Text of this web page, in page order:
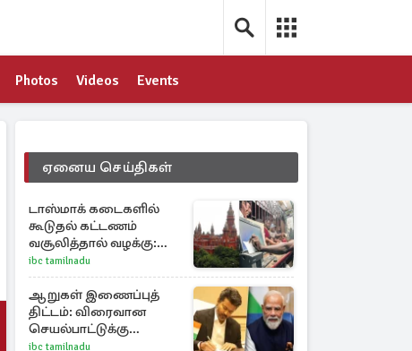
Photos Videos Events
ஏனைய செய்திகள்
டாஸ்மாக் கடைகளில்
கூடுதல் கட்டணம்
வசூலித்தால் வழக்கு:
சென்னை
உயர்நீதிமன்றம் உத்தரவு
ibc tamilnadu
ஆறுகள் இணைப்புத்
திட்டம்: விரைவான
செயல்பாட்டுக்கு
பிரதமருக்கு
ibc tamilnadu